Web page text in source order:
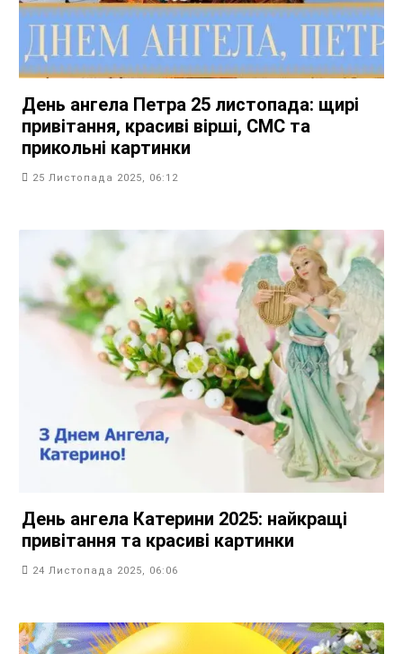
День ангела Петра 25 листопада: щирі
привітання, красиві вірші, СМС та
прикольні картинки
25 Листопада 2025, 06:12
День ангела Катерини 2025: найкращі
привітання та красиві картинки
24 Листопада 2025, 06:06